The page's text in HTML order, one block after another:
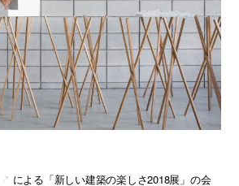
による「新しい建築の楽しさ2018展」の会